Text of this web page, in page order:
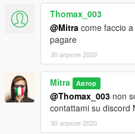
Thomax_003
@Mitra come faccio
pagare
30 апреля 2020
Mitra Автор
@Thomax_003 non
contattami su discord
30 апреля 2020